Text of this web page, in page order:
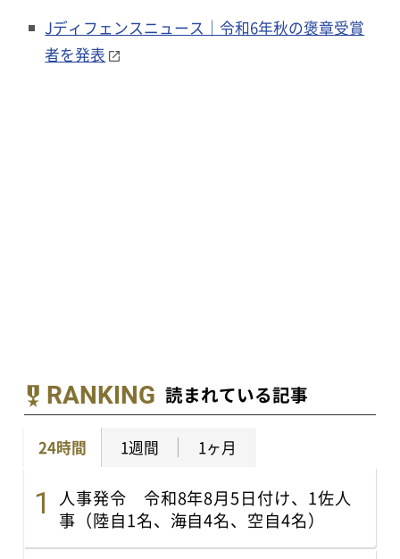
Jディフェンスニュース｜令和6年秋の褒章受賞
者を発表
RANKING 読まれている記事
24時間 1週間 1ヶ月
人事発令 令和8年8月5日付け、1佐人
事（陸自1名、海自4名、空自4名）